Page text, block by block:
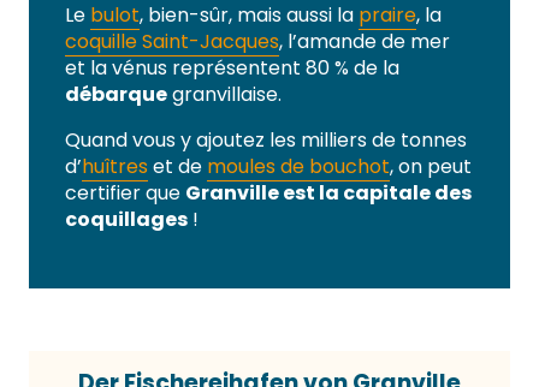
Le bulot, bien-sûr, mais aussi la praire, la
coquille Saint-Jacques, l’amande de mer
et la vénus représentent 80 % de la
débarquegranvillaise.
Quand vous y ajoutez les milliers de tonnes
d’huîtreset de moules de bouchot, on peut
certifier que Granville est la capitale des
coquillages !